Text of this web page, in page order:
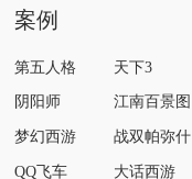
案例
第五人格
阴阳师
梦幻西游
QQ飞车
天下3
江南百景图
战双帕弥什
大话西游